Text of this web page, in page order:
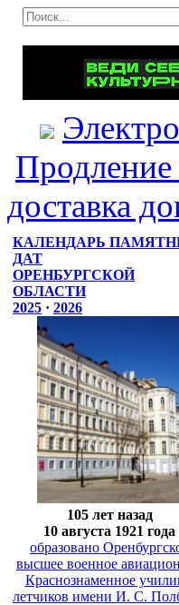
Продление
доставка
КАЛЕНДАРЬ
ДАТ
ОРЕНБУРГСКОЙ
ОБЛАСТИ
2025 · 2026
105 лет назад
10 августа 1921 года
образовано
высшее военное
Краснознаменное
летчиков имени И. С.